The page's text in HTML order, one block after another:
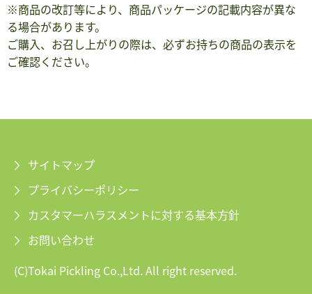
※商品の改訂等により、商品パッケージの記載内容が異な
る場合があります。
ご購入、お召し上がりの際は、必ずお持ちの商品の表示を
ご確認ください。
(C)Tokai Pickling Co.,Ltd. All right reserved.
サイトマップ
プライバシーポリシー
カスタマーハラスメントに対する基本方針
お問い合わせ